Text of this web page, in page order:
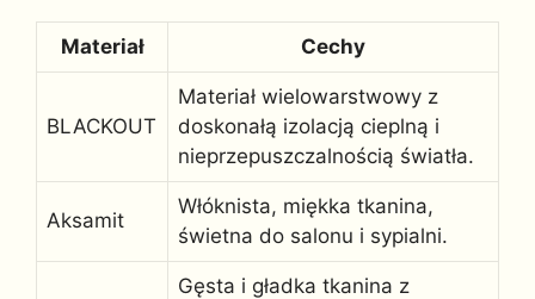
Materiał Cechy
BLACKOUT
Materiał wielowarstwowy z
doskonałą izolacją cieplną i
nieprzepuszczalnością światła.
Aksamit
Włóknista, miękka tkanina,
świetna do salonu i sypialni.
Gęsta i gładka tkanina z